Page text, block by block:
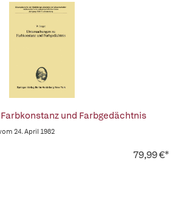
und Farbgedächtnis
24. April 1982
79,99 €*